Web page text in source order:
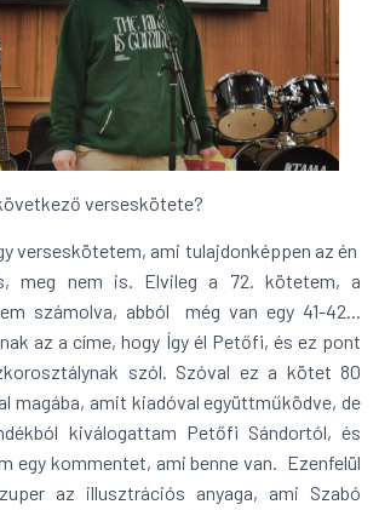
verseskötete?
verseskötetem, ami tulajdonképpen az én
meg nem is. Elvileg a 72. kötetem, a
számolva, abból még van egy 41-42...
az a címe, hogy Így él Petőfi, és ez pont
szól. Szóval ez a kötet 80
magába, amit kiadóval együttműködve, de
kiválogattam Petőfi Sándortól, és
egy kommentet, ami benne van. Ezenfelül
az illusztrációs anyaga, ami Szabó